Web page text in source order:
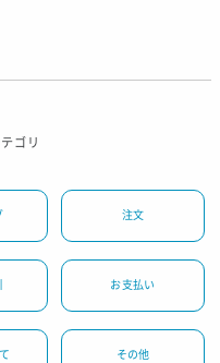
ゴリ
注文
お支払い
その他